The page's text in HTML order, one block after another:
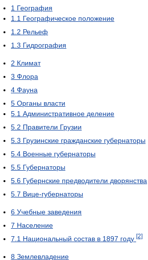
1 География
1.1 Географическое положение
1.2 Рельеф
1.3 Гидрография
2 Климат
3 Флора
4 Фауна
5 Органы власти
5.1 Административное деление
5.2 Правители Грузии
5.3 Грузинские гражданские губернаторы
5.4 Военные губернаторы
5.5 Губернаторы
5.6 Губернские предводители дворянства
5.7 Вице-губернаторы
6 Учебные заведения
7 Население
7.1 Национальный состав в 1897 году [2]
8 Землевладение